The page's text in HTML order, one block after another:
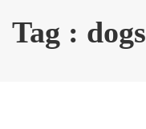
Tag : dogs